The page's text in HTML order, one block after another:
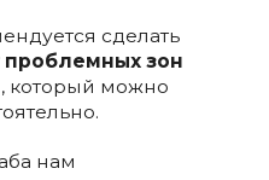
сделать
проблемных зон
который можно
нам